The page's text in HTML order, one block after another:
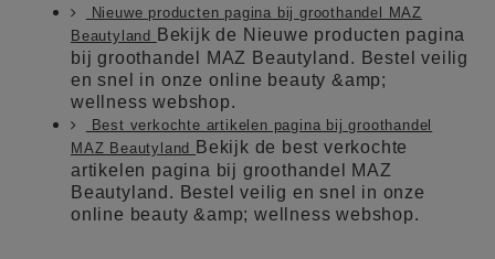
Nieuwe producten pagina bij groothandel MAZ
Beautyland
Bekijk de Nieuwe producten pagina
bij groothandel MAZ Beautyland. Bestel veilig
en snel in onze online beauty &amp;
wellness webshop.
Best verkochte artikelen pagina bij groothandel
MAZ Beautyland
Bekijk de best verkochte
artikelen pagina bij groothandel MAZ
Beautyland. Bestel veilig en snel in onze
online beauty &amp; wellness webshop.